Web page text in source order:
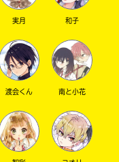
このマチのことを
もっと知りたい
キミに
実月 和子
渡会くん 南と小花